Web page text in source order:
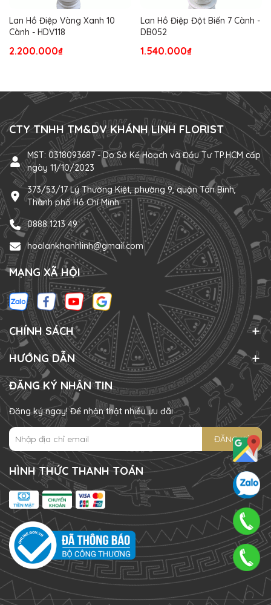
Lan Hồ Điệp Vàng Xanh 10
Cành - HDV118
2.200.000₫
Lan Hồ Điệp Đột Biến 7 Cành -
DB052
1.540.000₫
CTY TNHH TM&DV KHÁNH LINH FLORIST
MST: 0318093687 - Do Sở Kế Hoạch và Đầu Tư TP.HCM cấp
ngày 11/10/2023
373/53/17 Lý Thường Kiệt, phường 9, quận Tân Bình,
Thành phố Hồ Chí Minh
0888 1213 49
hoalankhanhlinh@gmail.com
MẠNG XÃ HỘI
CHÍNH SÁCH
HƯỚNG DẪN
ĐĂNG KÝ NHẬN TIN
Đăng ký ngay! Để nhận thật nhiều ưu đãi
ĐĂNG KÝ
HÌNH THỨC THANH TOÁN